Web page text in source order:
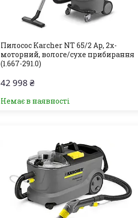
Пилосос Karcher NT 65/2 Ap, 2х-
моторний, вологе/сухе прибирання
(1.667-291.0)
42 998 ₴
Немає в наявності